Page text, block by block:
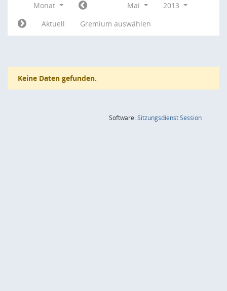
Monat Mai
2013
Aktuell
Gremium auswählen
Keine Daten gefunden.
Software:SitzungsdienstSession(Wird in